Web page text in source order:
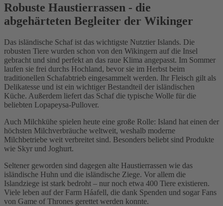
Robuste Haustierrassen - die
abgehärteten Begleiter der Wikinger
Das isländische Schaf ist das wichtigste Nutztier Islands. Die
robusten Tiere wurden schon von den Wikingern auf die Insel
gebracht und sind perfekt an das raue Klima angepasst. Im Sommer
laufen sie frei durchs Hochland, bevor sie im Herbst beim
traditionellen Schafabtrieb eingesammelt werden. Ihr Fleisch gilt als
Delikatesse und ist ein wichtiger Bestandteil der isländischen
Küche. Außerdem liefert das Schaf die typische Wolle für die
beliebten Lopapeysa-Pullover.
Auch Milchkühe spielen heute eine große Rolle: Island hat einen der
höchsten Milchverbräuche weltweit, weshalb moderne
Milchbetriebe weit verbreitet sind. Besonders beliebt sind Produkte
wie Skyr und Joghurt.
Seltener geworden sind dagegen alte Haustierrassen wie das
isländische Huhn und die isländische Ziege. Vor allem die
Islandziege ist stark bedroht – nur noch etwa 400 Tiere existieren.
Viele leben auf der Farm Háafell, die dank Spenden und sogar Fans
von Game of Thrones gerettet werden konnte.